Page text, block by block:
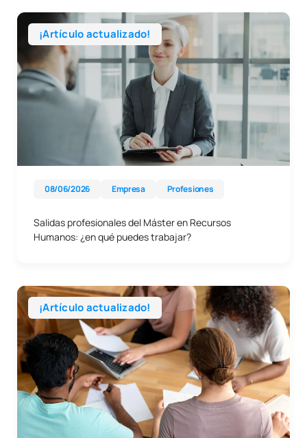
¡Artículo actualizado!
08/06/2026 Empresa Profesiones
Salidas profesionales del Máster en Recursos
Humanos: ¿en qué puedes trabajar?
¡Artículo actualizado!